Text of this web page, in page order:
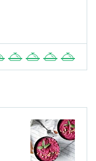
2 3 4